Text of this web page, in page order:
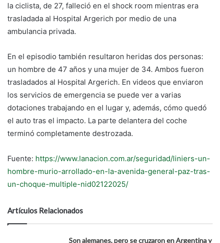
la ciclista, de 27, falleció en el shock room mientras era
trasladada al Hospital Argerich por medio de una
ambulancia privada.
En el episodio también resultaron heridas dos personas:
un hombre de 47 años y una mujer de 34. Ambos fueron
trasladados al Hospital Argerich. En videos que enviaron
los servicios de emergencia se puede ver a varias
dotaciones trabajando en el lugar y, además, cómo quedó
el auto tras el impacto. La parte delantera del coche
terminó completamente destrozada.
Fuente: https://www.lanacion.com.ar/seguridad/liniers-un-
hombre-murio-arrollado-en-la-avenida-general-paz-tras-
un-choque-multiple-nid02122025/
Artículos Relacionados
Son alemanes, pero se cruzaron en Argentina y